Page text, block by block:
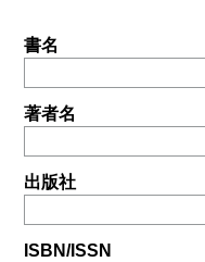
書名
著者名
出版社
ISBN/ISSN